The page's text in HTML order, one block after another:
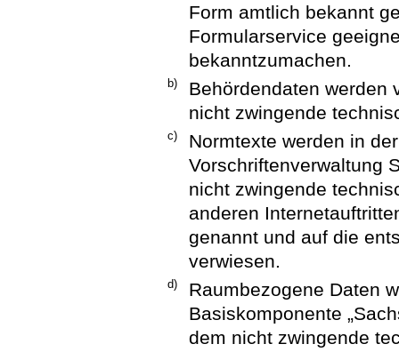
Form amtlich bekannt
Formularservice
bekanntzumachen.
b)
Behördendaten werden
nicht zwingende
c)
Normtexte werden in
Vorschriftenverwaltung
nicht zwingende
anderen
genannt und auf die
verwiesen.
d)
Raumbezogene Daten
Basiskomponente
dem nicht zwingende